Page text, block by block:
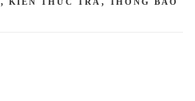
, KIẾN THỨC TRÀ , THÔNG BÁO